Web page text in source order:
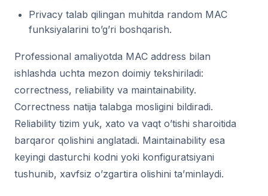
Privacy talab qilingan muhitda random MAC
funksiyalarini to’g’ri boshqarish.
Professional amaliyotda MAC address bilan
ishlashda uchta mezon doimiy tekshiriladi:
correctness, reliability va maintainability.
Correctness natija talabga mosligini bildiradi.
Reliability tizim yuk, xato va vaqt o’tishi sharoitida
barqaror qolishini anglatadi. Maintainability esa
keyingi dasturchi kodni yoki konfiguratsiyani
tushunib, xavfsiz o’zgartira olishini ta’minlaydi.